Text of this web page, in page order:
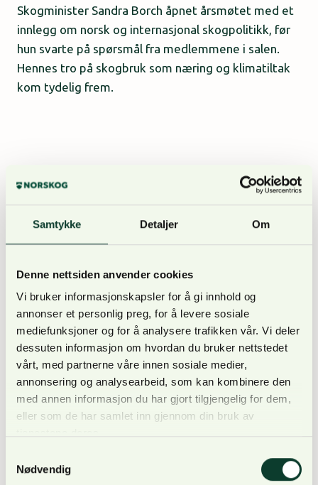
Samtykke Detaljer Om
Denne nettsiden anvender cookies
Vi bruker informasjonskapsler for å gi innhold og
annonser et personlig preg, for å levere sosiale
mediefunksjoner og for å analysere trafikken vår. Vi deler
dessuten informasjon om hvordan du bruker nettstedet
vårt, med partnerne våre innen sosiale medier,
annonsering og analysearbeid, som kan kombinere den
med annen informasjon du har gjort tilgjengelig for dem,
eller som de har samlet inn gjennom din bruk av
Nødvendig
Skogminister Sandra Borch åpnet årsmøtet med et
innlegg om norsk og internasjonal skogpolitikk, før
hun svarte på spørsmål fra medlemmene i salen.
Hennes tro på skogbruk som næring og klimatiltak
kom tydelig frem.
inn som nytt styremedlem for to år. Styret i sin
helhet består nå av leder Christian Anker-Rasch,
Halvor Westye Egeberg, Leopold Løvenskiold,
Christine Næss Mathiesen og Øystein Løvli. Thor
En særlig oppmerksomhet ble under årsmøtet
rettet mot Carl Gustaf Rye-Florentz for hans
mangeårige innsats i NORSKOGs styre, og mot Erling
Bergsaker, som prisvinner av Eidsvold Verks